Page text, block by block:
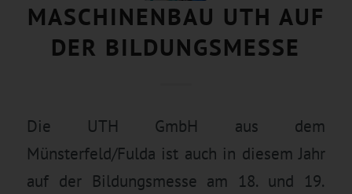
MASCHINENBAU UTH AUF
DER BILDUNGSMESSE
Die UTH GmbH aus dem
Münsterfeld/Fulda ist auch in diesem Jahr
auf der Bildungsmesse am 18. und 19.